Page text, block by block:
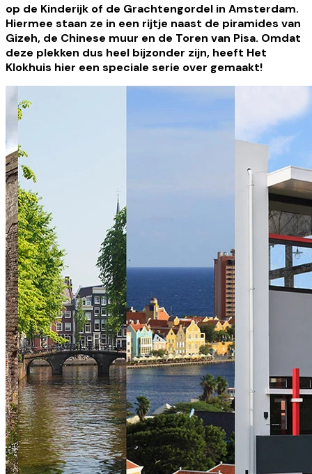
op de Kinderijk of de Grachtengordel in Amsterdam.
Hiermee staan ze in een rijtje naast de piramides van
Gizeh, de Chinese muur en de Toren van Pisa. Omdat
deze plekken dus heel bijzonder zijn, heeft Het
Klokhuis hier een speciale serie over gemaakt!